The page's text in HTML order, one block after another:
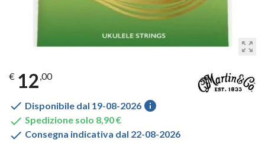
zoom_out_map
€ 12,00
 Disponibile dal 19-08-2026 info
 Spedizione solo 8,90 €
 Consegna indicativa dal 22-08-2026